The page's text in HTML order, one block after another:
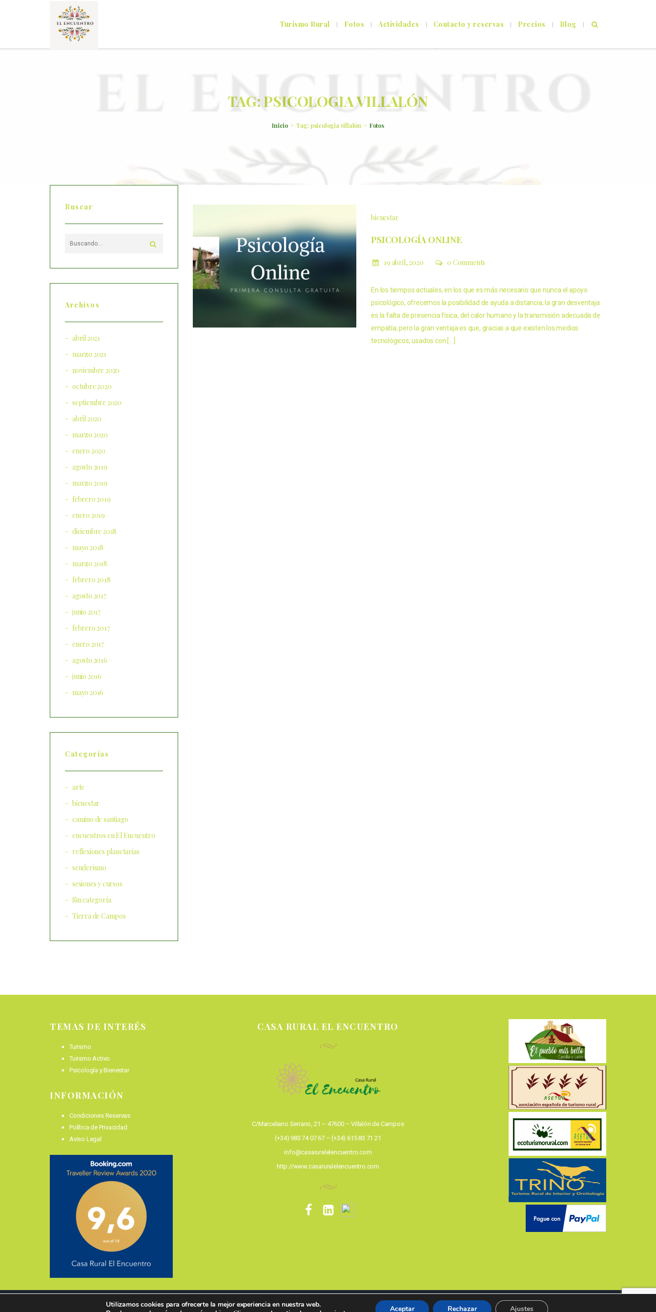
Turismo Rural Fotos Actividades Contacto y reservas Precios Blog
TAG: PSICOLOGIA VILLALÓN
Inicio Tag: psicologia villalón Fotos
bienestar
PSICOLOGÍA ONLINE
19 abril, 2020 0 Comments
En los tiempos actuales, en los que es más necesario que nunca el apoyo
psicológico, ofrecemos la posibilidad de ayuda a distancia; la gran desventaja
es la falta de presencia física, del calor humano y la transmisión adecuada de
empatía; pero la gran ventaja es que, gracias a que existen los medios
tecnológicos, usados con […]
Buscar
Archivos
abril 2021
marzo 2021
noviembre 2020
octubre 2020
septiembre 2020
abril 2020
marzo 2020
enero 2020
agosto 2019
marzo 2019
febrero 2019
enero 2019
diciembre 2018
mayo 2018
marzo 2018
febrero 2018
agosto 2017
junio 2017
febrero 2017
enero 2017
agosto 2016
junio 2016
mayo 2016
Categorías
arte
bienestar
camino de santiago
encuentros en El Encuentro
reflexiones planetarias
senderismo
sesiones y cursos
Sin categoría
Tierra de Campos
TEMAS DE INTERÉS
Turismo
Turismo Activo
Psicología y Bienestar
INFORMACIÓN
Condiciones Reservas
Política de Privacidad
Aviso Legal
CASA RURAL EL ENCUENTRO
C/Marceliano Serrano, 21 – 47600 – Villalón de Campos
(+34) 983 74 07 67 – (+34) 615 83 71 21
info@casaruralelencuentro.com
http://www.casaruralelencuentro.com
©2016 EL ENCUENTRO Centro de reposo y salud - Todos los derechos reservados
Utilizamos cookies para ofrecerte la mejor experiencia en nuestra web.
Aceptar Rechazar Ajustes